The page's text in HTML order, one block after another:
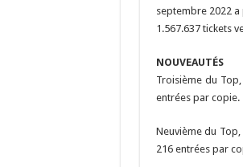
septembre 2022
1.567.637 tickets
NOUVEAUTÉS
Troisième du Top,
entrées par copie.
Neuvième du Top,
216 entrées par